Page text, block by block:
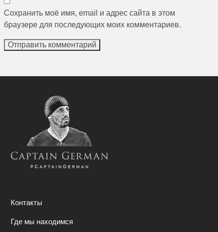
Сохранить моё имя, email и адрес сайта в этом
браузере для последующих моих комментариев.
Контакты
Где мы находимся